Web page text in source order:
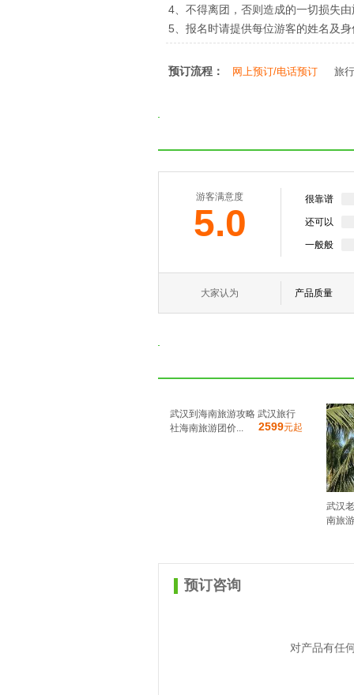
4、不得离团，否则造成的一切损失
5、报名时请提供每位游客的姓名及
预订流程： 网上预订/电话预订 旅
游客满意度
5.0
很靠谱
还可以
一般般
大家认为 产品质量
武汉到海南旅游攻略 武汉旅行
社海南旅游团价...
2599元起
武汉
南旅
预订咨询
对产品有任